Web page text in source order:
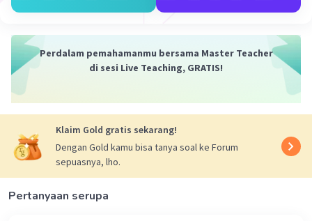
Suku ke-6 : 6² = 36
Jadi 3 bilangan selanjutnya dari pola barisan
Beri Rating·0.0( 0) Balas
Perdalam pemahamanmu bersama Master Teacher
di sesi Live Teaching, GRATIS!
Klaim Gold gratis sekarang!
Dengan Gold kamu bisa tanya soal ke Forum
sepuasnya, lho.
Pertanyaan serupa